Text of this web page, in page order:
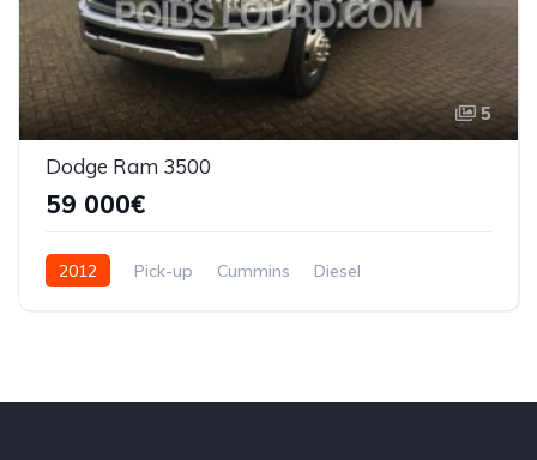
5
Dodge Ram 3500
59 000€
2012 Pick-up Cummins Diesel